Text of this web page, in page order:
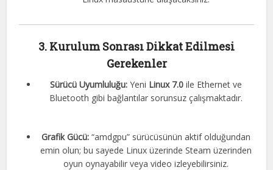
3. Kurulum Sonrası Dikkat Edilmesi
Gerekenler
Sürücü Uyumluluğu:Yeni Linux 7.0ile Ethernet ve
Bluetooth gibi bağlantılar sorunsuz çalışmaktadır.
Grafik Gücü:“amdgpu” sürücüsünün aktif olduğundan
emin olun; bu sayede Linux üzerinde Steam üzerinden
oyun oynayabilir veya video izleyebilirsiniz.